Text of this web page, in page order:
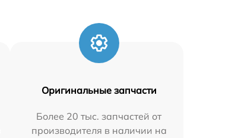
Оригинальные запчасти
Более 20 тыс. запчастей от
производителя в наличии на